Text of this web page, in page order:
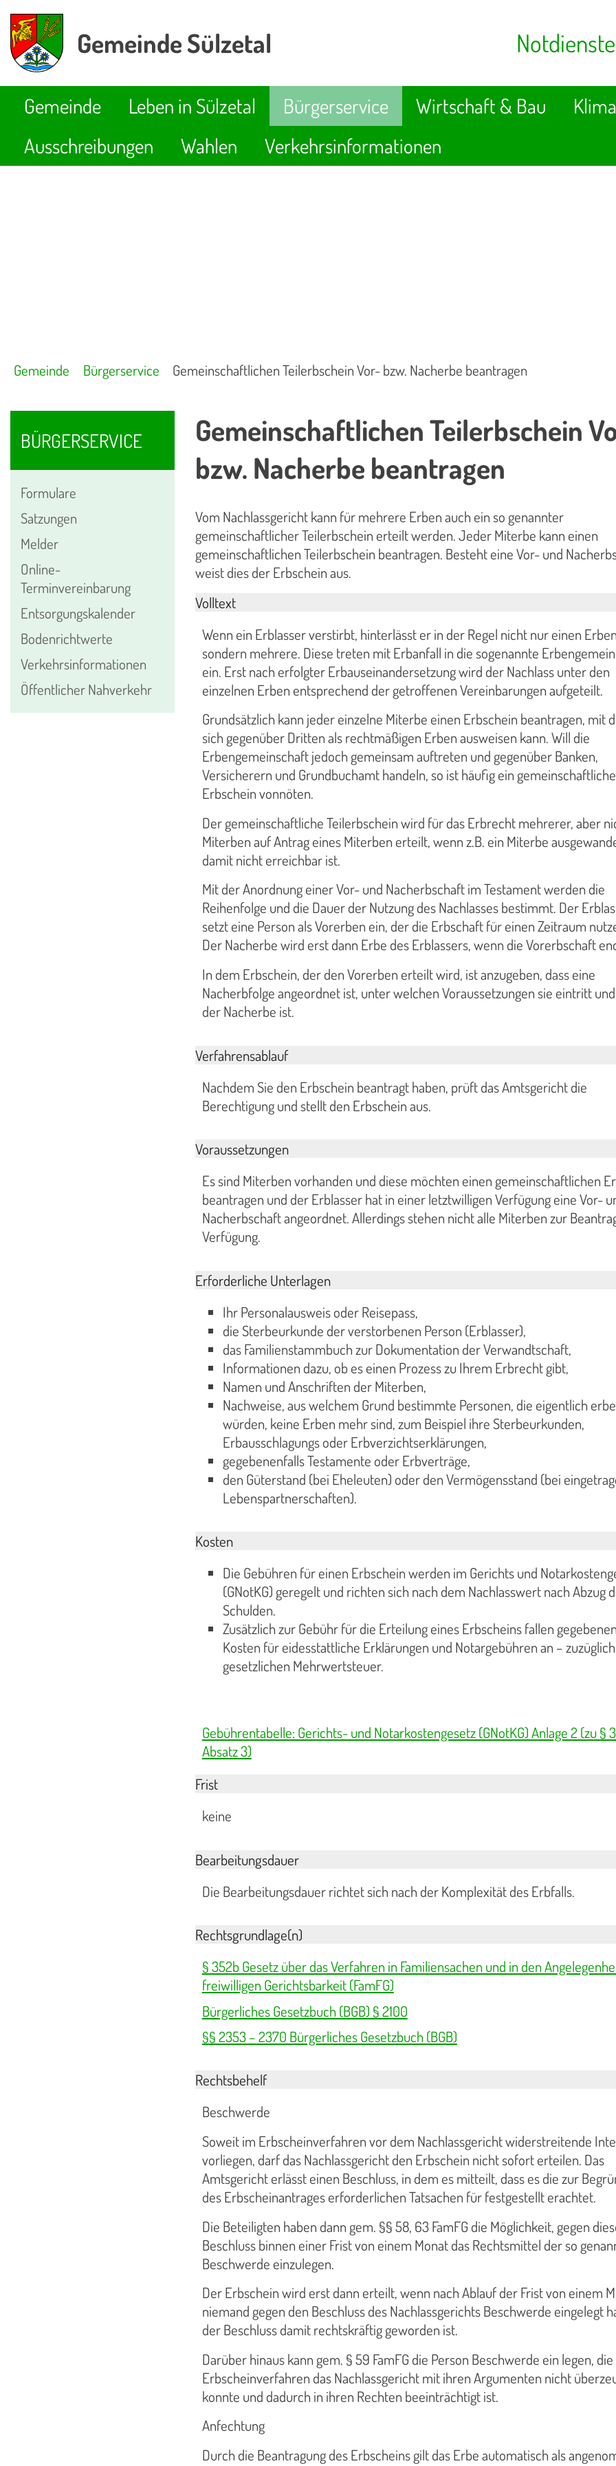
Gemeinde Sülzetal Notdienste
Gemeinde Leben in Sülzetal Bürgerservice Wirtschaft & Bau
Ausschreibungen
Wahlen Verkehrsinformationen
Gemeinde Bürgerservice Gemeinschaftlichen Teilerbschein Vor- bzw. Nacherbe beantragen
BÜRGERSERVICE
Formulare
Satzungen
Melder
Online-
Terminvereinbarung
Entsorgungskalender
Bodenrichtwerte
Verkehrsinformationen
Öffentlicher Nahverkehr
Gemeinschaftlichen Teilerbschein
bzw. Nacherbe beantragen
Vom Nachlassgericht kann für mehrere Erben auch ein so genannter
gemeinschaftlicher Teilerbschein erteilt werden. Jeder Miterbe kann einen
gemeinschaftlichen Teilerbschein beantragen. Besteht eine Vor- und
weist dies der Erbschein aus.
Volltext
Wenn ein Erblasser verstirbt, hinterlässt er in der Regel nicht nur einen
sondern mehrere. Diese treten mit Erbanfall in die sogenannte
ein. Erst nach erfolgter Erbauseinandersetzung wird der Nachlass unter den
einzelnen Erben entsprechend der getroffenen Vereinbarungen aufgeteilt.
Grundsätzlich kann jeder einzelne Miterbe einen Erbschein beantragen, mit
sich gegenüber Dritten als rechtmäßigen Erben ausweisen kann. Will die
Erbengemeinschaft jedoch gemeinsam auftreten und gegenüber Banken,
Versicherern und Grundbuchamt handeln, so ist häufig ein
Erbschein vonnöten.
Der gemeinschaftliche Teilerbschein wird für das Erbrecht mehrerer, aber
Miterben auf Antrag eines Miterben erteilt, wenn z.B. ein Miterbe
damit nicht erreichbar ist.
Mit der Anordnung einer Vor- und Nacherbschaft im Testament werden die
Reihenfolge und die Dauer der Nutzung des Nachlasses bestimmt. Der
setzt eine Person als Vorerben ein, der die Erbschaft für einen Zeitraum
Der Nacherbe wird erst dann Erbe des Erblassers, wenn die Vorerbschaft
In dem Erbschein, der den Vorerben erteilt wird, ist anzugeben, dass eine
Nacherbfolge angeordnet ist, unter welchen Voraussetzungen sie eintritt
der Nacherbe ist.
Verfahrensablauf
Nachdem Sie den Erbschein beantragt haben, prüft das Amtsgericht die
Berechtigung und stellt den Erbschein aus.
Voraussetzungen
Es sind Miterben vorhanden und diese möchten einen gemeinschaftlichen
beantragen und der Erblasser hat in einer letztwilligen Verfügung eine Vor-
Nacherbschaft angeordnet. Allerdings stehen nicht alle Miterben zur
Verfügung.
Erforderliche Unterlagen
Ihr Personalausweis oder Reisepass,
die Sterbeurkunde der verstorbenen Person (Erblasser),
das Familienstammbuch zur Dokumentation der Verwandtschaft,
Informationen dazu, ob es einen Prozess zu Ihrem Erbrecht gibt,
Namen und Anschriften der Miterben,
Nachweise, aus welchem Grund bestimmte Personen, die eigentlich
würden, keine Erben mehr sind, zum Beispiel ihre Sterbeurkunden,
Erbausschlagungs oder Erbverzichtserklärungen,
gegebenenfalls Testamente oder Erbverträge,
den Güterstand (bei Eheleuten) oder den Vermögensstand (bei
Lebenspartnerschaften).
Kosten
Die Gebühren für einen Erbschein werden im Gerichts und
(GNotKG) geregelt und richten sich nach dem Nachlasswert nach Abzug
Schulden.
Zusätzlich zur Gebühr für die Erteilung eines Erbscheins fallen
Kosten für eidesstattliche Erklärungen und Notargebühren an –
gesetzlichen Mehrwertsteuer.
Gebührentabelle: Gerichts- und Notarkostengesetz (GNotKG) Anlage 2 (zu §
Absatz 3)
Frist
keine
Bearbeitungsdauer
Die Bearbeitungsdauer richtet sich nach der Komplexität des Erbfalls.
Rechtsgrundlage(n)
§ 352b Gesetz über das Verfahren in Familiensachen und in den
freiwilligen Gerichtsbarkeit (FamFG)
Bürgerliches Gesetzbuch (BGB) § 2100
§§ 2353 – 2370 Bürgerliches Gesetzbuch (BGB)
Rechtsbehelf
Beschwerde
Soweit im Erbscheinverfahren vor dem Nachlassgericht widerstreitende
vorliegen, darf das Nachlassgericht den Erbschein nicht sofort erteilen. Das
Amtsgericht erlässt einen Beschluss, in dem es mitteilt, dass es die zur
des Erbscheinantrages erforderlichen Tatsachen für festgestellt erachtet.
Die Beteiligten haben dann gem. §§ 58, 63 FamFG die Möglichkeit, gegen
Beschluss binnen einer Frist von einem Monat das Rechtsmittel der so
Beschwerde einzulegen.
Der Erbschein wird erst dann erteilt, wenn nach Ablauf der Frist von einem
niemand gegen den Beschluss des Nachlassgerichts Beschwerde eingelegt
der Beschluss damit rechtskräftig geworden ist.
Darüber hinaus kann gem. § 59 FamFG die Person Beschwerde ein legen,
Erbscheinverfahren das Nachlassgericht mit ihren Argumenten nicht
konnte und dadurch in ihren Rechten beeinträchtigt ist.
Anfechtung
Durch die Beantragung des Erbscheins gilt das Erbe automatisch als